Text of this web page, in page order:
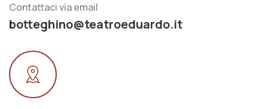
Contattaci via email
botteghino@teatroeduardo.it